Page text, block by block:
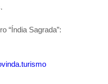
“Índia Sagrada”: